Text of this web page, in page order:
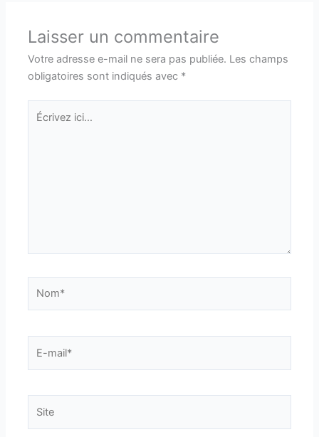
Laisser un commentaire
Votre adresse e-mail ne sera pas publiée. Les champs
obligatoires sont indiqués avec *
Écrivez
ici…
mail*